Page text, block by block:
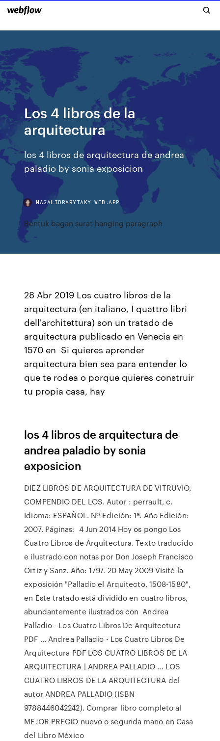
Los 4 libros de la
arquitectura
los 4 libros de arquitectura de andrea
paladio by sonia exposicion
MAGALIBRARYTAKY.WEB.APP
Bentuk bagan surat hanging paragraph
28 Abr 2019 Los cuatro libros de la
arquitectura (en italiano, I quattro libri
dell'architettura) son un tratado de
arquitectura publicado en Venecia en
1570 en Si quieres aprender
arquitectura bien sea para entender lo
que te rodea o porque quieres construir
tu propia casa, hay
los 4 libros de arquitectura de
andrea paladio by sonia
exposicion
DIEZ LIBROS DE ARQUITECTURA DE VITRUVIO,
COMPENDIO DEL LOS. Autor : perrault, c.
Idioma: ESPAÑOL. Nº Edición: 1ª. Año Edición:
2007. Páginas: 4 Jun 2014 Hoy os pongo Los
Cuatro Libros de Arquitectura. Texto traducido
e ilustrado con notas por Don Joseph Francisco
Ortiz y Sanz. Año: 1797. 20 May 2009 Visité la
exposición "Palladio el Arquitecto, 1508-1580",
en Este tratado está dividido en cuatro libros,
abundantemente ilustrados con Andrea
Palladio - Los Cuatro Libros De Arquitectura
PDF ... Andrea Palladio - Los Cuatro Libros De
Arquitectura PDF LOS CUATRO LIBROS DE LA
ARQUITECTURA | ANDREA PALLADIO ... LOS
CUATRO LIBROS DE LA ARQUITECTURA del
autor ANDREA PALLADIO (ISBN
9788446042242). Comprar libro completo al
MEJOR PRECIO nuevo o segunda mano en Casa
del Libro México